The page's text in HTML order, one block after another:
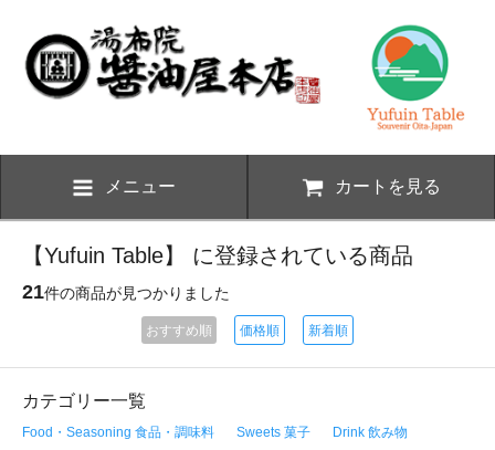
メニュー カートを見る
【Yufuin Table】 に登録されている商品
21件の商品が見つかりました
おすすめ順 価格順 新着順
カテゴリー一覧
Food・Seasoning 食品・調味料 Sweets 菓子
Drink 飲み物